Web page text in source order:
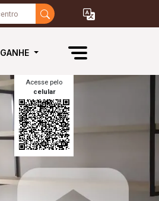
Acesse pelo
celular